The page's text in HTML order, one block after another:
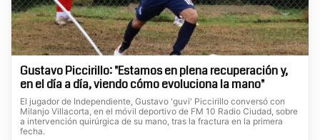
Gustavo Piccirillo: "Estamos en plena recuperación y,
en el día a día, viendo cómo evoluciona la mano"
El jugador de Independiente, Gustavo 'guvi' Piccirillo conversó con
Milanjo Villacorta, en el móvil deportivo de FM 10 Radio Ciudad, sobre
a intervención quirúrgica de su mano, tras la fractura en la primera
fecha.